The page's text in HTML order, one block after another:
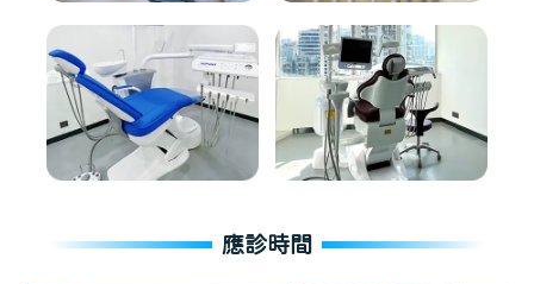
應診時間